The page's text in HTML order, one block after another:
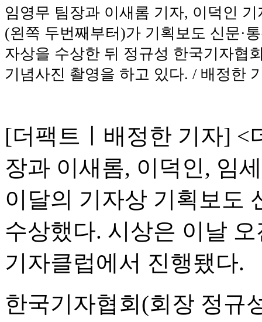
임영무 팀장과 이새롬 기자, 이덕인
(왼쪽 두번째부터)가 기획보도 신문·
자상을 수상한 뒤 정규성 한국기자협
기념사진 촬영을 하고 있다. / 배정한
[더팩트ㅣ배정한 기자] <
장과 이새롬, 이덕인, 임
이달의 기자상 기획보도
수상했다. 시상은 이날
기자클럽에서 진행됐다.
한국기자협회(회장 정규